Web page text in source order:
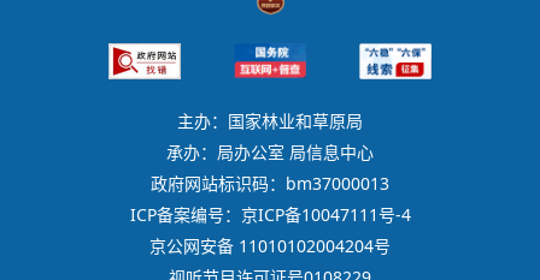
主办：国家林业和草原局
承办：局办公室 局信息中心
政府网站标识码：bm37000013
ICP备案编号：京ICP备10047111号-4
京公网安备 11010102004204号